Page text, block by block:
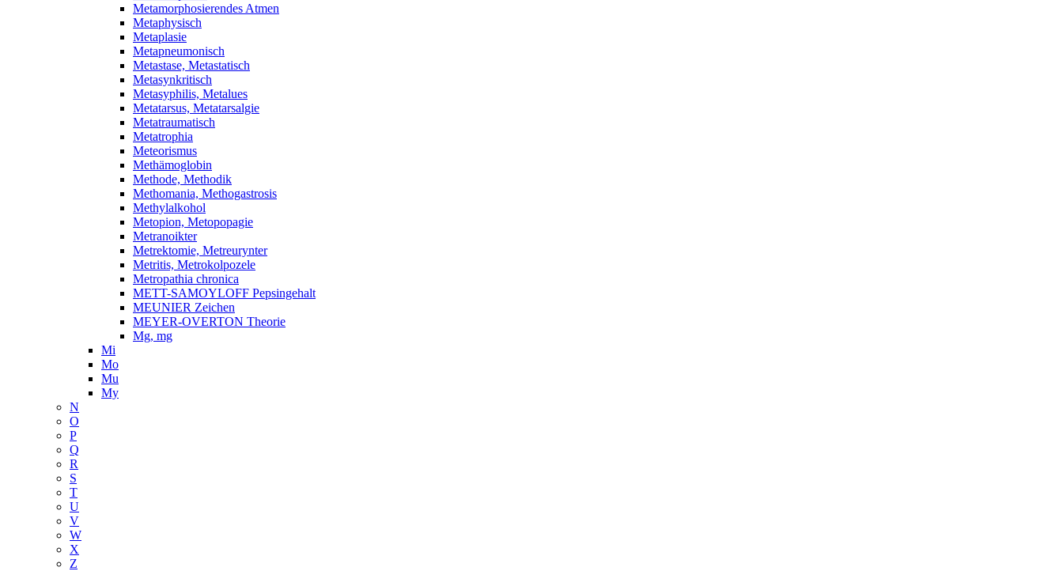
Metamorphosierendes Atmen
Metaphysisch
Metaplasie
Metapneumonisch
Metastase, Metastatisch
Metasynkritisch
Metasyphilis, Metalues
Metatarsus, Metatarsalgie
Metatraumatisch
Metatrophia
Meteorismus
Methämoglobin
Methode, Methodik
Methomania, Methogastrosis
Methylalkohol
Metopion, Metopopagie
Metranoikter
Metrektomie, Metreurynter
Metritis, Metrokolpozele
Metropathia chronica
METT-SAMOYLOFF Pepsingehalt
MEUNIER Zeichen
MEYER-OVERTON Theorie
Mg, mg
Mi
Mo
Mu
My
N
O
P
Q
R
S
T
U
V
W
X
Z